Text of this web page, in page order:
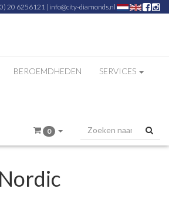
20 6256121 | info@city-diamonds.nl
BEROEMDHEDEN SERVICES
0